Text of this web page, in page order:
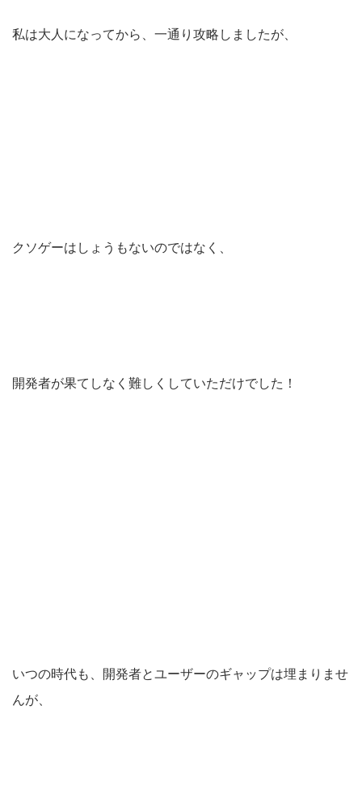
私は大人になってから、一通り攻略しましたが、
クソゲーはしょうもないのではなく、
開発者が果てしなく難しくしていただけでした！
いつの時代も、開発者とユーザーのギャップは埋まりませ
んが、